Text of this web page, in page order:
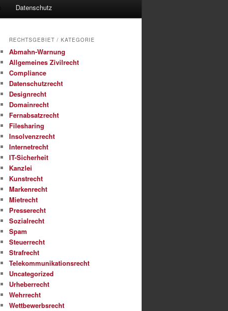
Datenschutz
RECHTSGEBIET / KATEGORIE
Abmahn-Warnung
Allgemeines Zivilrecht
Compliance
Datenschutzrecht
Designrecht
Domainrecht
Fernabsatzrecht
Filesharing
Insolvenzrecht
Internetrecht
IT-Sicherheit
Kanzlei
Kunstrecht
Markenrecht
Mietrecht
Presserecht
Sozialrecht
Spam
Steuerrecht
Strafrecht
Telekommunikationsrecht
Uncategorized
Urheberrecht
Wehrrecht
Wettbewerbsrecht